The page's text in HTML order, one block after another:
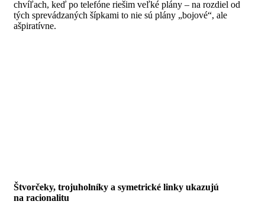
chvíľach, keď po telefóne riešim veľké plány – na rozdiel od
tých sprevádzaných šípkami to nie sú plány „bojové“, ale
ašpiratívne.
Štvorčeky, trojuholníky a symetrické linky ukazujú
na racionalitu